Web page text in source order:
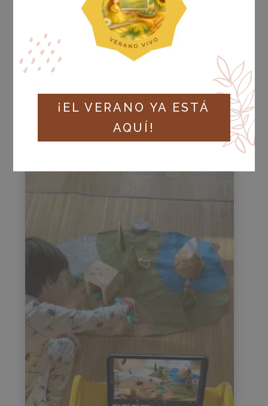
ACOMPAÑAMIENTO
PROFESIONAL PARA
IMPULSAR EL CAMBIO EN
LOS CENTROS ESCOLARES
JUN 2025
LEER MÁS
¡EL VERANO YA ESTÁ
AQUÍ!